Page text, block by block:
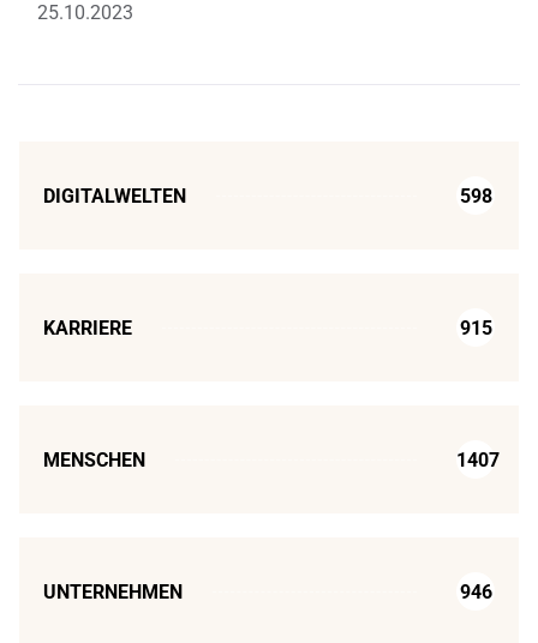
25.10.2023
DIGITALWELTEN 598
KARRIERE 915
MENSCHEN 1407
UNTERNEHMEN 946